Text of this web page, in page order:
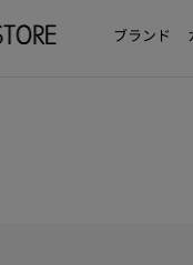
ブランド